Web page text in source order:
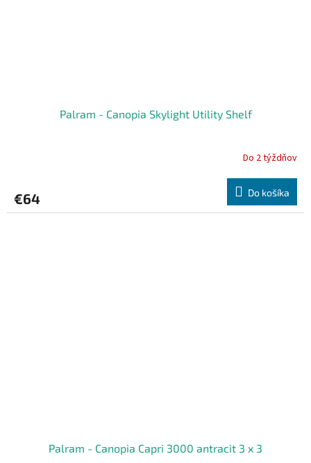
Palram - Canopia Skylight Utility Shelf
Do 2 týždňov
€64 Do košíka
Palram - Canopia Capri 3000 antracit 3 x 3